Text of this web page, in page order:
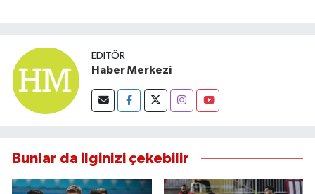
EDITÖR
Haber Merkezi
Bunlar da ilginizi çekebilir